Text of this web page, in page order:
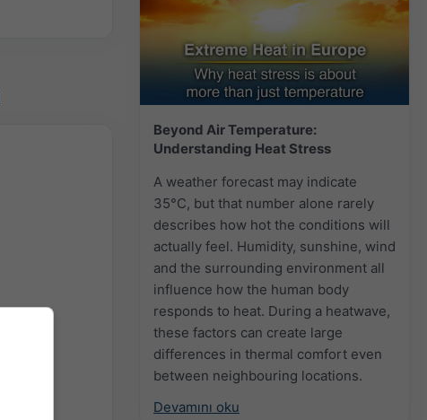
Beyond Air Temperature:
Understanding Heat Stress
A weather forecast may indicate
35°C, but that number alone rarely
describes how hot the conditions will
actually feel. Humidity, sunshine, wind
and the surrounding environment all
influence how the human body
responds to heat. During a heatwave,
these factors can create large
differences in thermal comfort even
between neighbouring locations.
Devamını oku